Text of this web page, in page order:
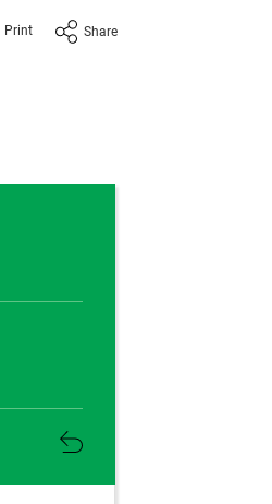
Print Share